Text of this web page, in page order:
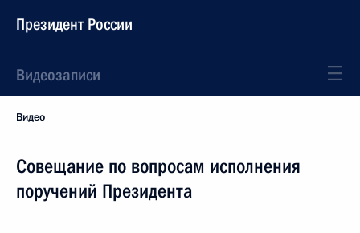
Президент России
Видеозаписи
Видео
Совещание по вопросам исполнения
поручений Президента